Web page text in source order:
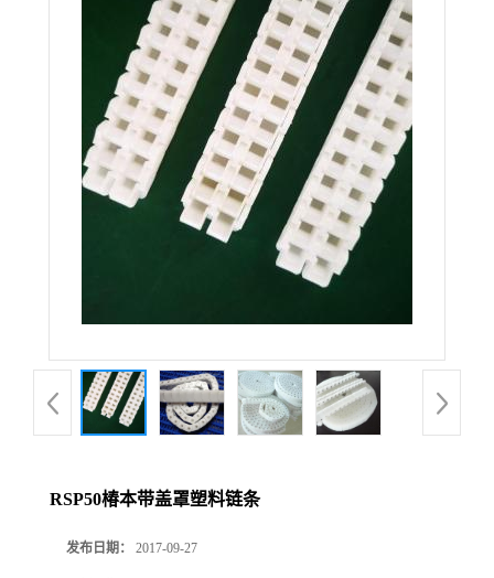
RSP50椿本带盖罩塑料链条
发布日期： 2017-09-27